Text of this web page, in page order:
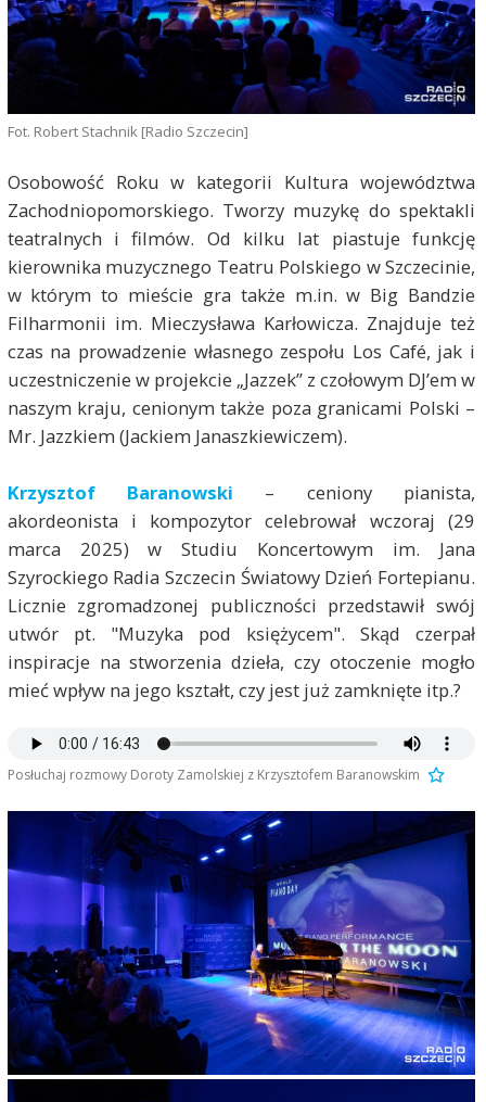
Fot. Robert Stachnik [Radio Szczecin]
Osobowość Roku w kategorii Kultura województwa
Zachodniopomorskiego. Tworzy muzykę do spektakli
teatralnych i filmów. Od kilku lat piastuje funkcję
kierownika muzycznego Teatru Polskiego w Szczecinie,
w którym to mieście gra także m.in. w Big Bandzie
Filharmonii im. Mieczysława Karłowicza. Znajduje też
czas na prowadzenie własnego zespołu Los Café, jak i
uczestniczenie w projekcie „Jazzek” z czołowym DJ’em w
naszym kraju, cenionym także poza granicami Polski –
Mr. Jazzkiem (Jackiem Janaszkiewiczem).
Krzysztof Baranowski – ceniony pianista,
akordeonista i kompozytor celebrował wczoraj (29
marca 2025) w Studiu Koncertowym im. Jana
Szyrockiego Radia Szczecin Światowy Dzień Fortepianu.
Licznie zgromadzonej publiczności przedstawił swój
utwór pt. "Muzyka pod księżycem". Skąd czerpał
inspiracje na stworzenia dzieła, czy otoczenie mogło
mieć wpływ na jego kształt, czy jest już zamknięte itp.?
Posłuchaj rozmowy Doroty Zamolskiej z Krzysztofem Baranowskim